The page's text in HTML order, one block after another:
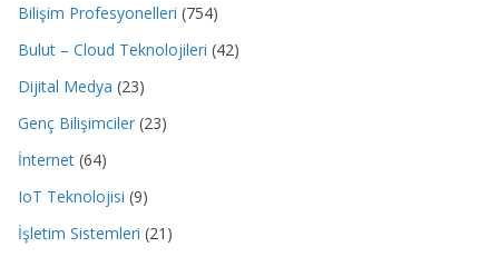
Bilişim Profesyonelleri (754)
Bulut – Cloud Teknolojileri (42)
Dijital Medya (23)
Genç Bilişimciler (23)
İnternet (64)
IoT Teknolojisi (9)
İşletim Sistemleri (21)